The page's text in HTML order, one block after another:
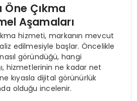
Çıkma
Aşamaları
hizmeti, markanın mevcut
edilmesiyle başlar. Öncelikle
göründüğü, hangi
hizmetlerinin ne kadar net
kıyasla dijital görünürlük
olduğu incelenir.